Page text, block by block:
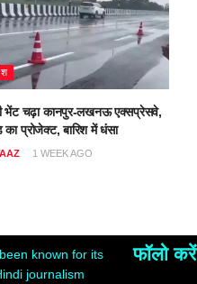
भेंट चढ़ा कानपुर-लखनऊ एक्सप्रेसवे,
प्रोजेक्ट, बारिश में धंसा
1 WEEK AGO
known for its
journalism
फॉलो करें